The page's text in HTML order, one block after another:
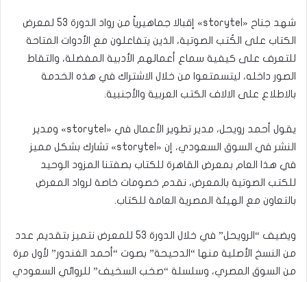
شهد جناح «storytel» إقبالا جماهيرياً من رواد الدورة 53 لمعرض
الكتاب على الكُتب الصوتية، الذين يتفاعلون مع الأدوات المتاحة
للتعرف على كيفية سماع أعمالهم الأدبية المفضلة، والتقاط
الصور داخله، ليتسمتعوا من خلال الاشتراك في هذه الخدمة
بالاطلاع على الالاف الكتب العربية والأجنبية.
يقول أحمد رويحل، مدير تطوير الأعمال في «storytel» ومدير
النشر في السوق السعودي، إن «storytel» تشارك بشكل مميز
في هذا العام بمعرض القاهرة للكتاب بصفتنا المزود الوحيد
للكتب الصوتية بالمعرض، نقدم خصومات خاصة لرواد المعرض
بالتعاون مع الهيئة المصرية العامة للكتاب.
ويضيف “الرويحل” في خلال الدورة 53 للمعرض نتميز بتقديم عدد
من النسخ الأصلية منها “الدحيحة” بصوت “أحمد الغندور” لأول مرة
من السوق المصري، وسلسلة “صخب السخيف” للروائي السعودي